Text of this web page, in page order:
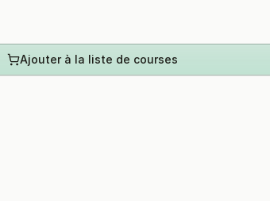
Ajouter à la liste de courses